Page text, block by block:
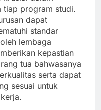
tiap program studi.
dapat
standar
lembaga
kepastian
tua bahwasanya
serta dapat
sesuai untuk